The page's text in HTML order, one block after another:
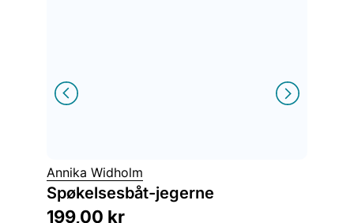
Annika Widholm
Spøkelsesbåt-jegerne
199,00 kr